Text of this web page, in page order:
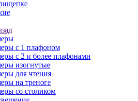
с 1 плафоном
с 2 и более плафонами
изогнутые
для чтения
на треноге
со столиком